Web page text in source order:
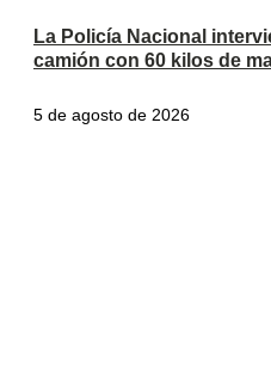
La Policía Nacional
camión con 60 kilos de
5 de agosto de 2026